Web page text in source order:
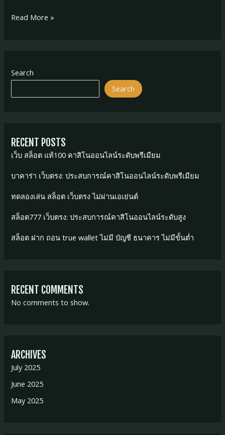
jbo
สอบ
เท็จ
อธิบาย
Read More »
Search
Search
RECENT POSTS
เว็บ สล็อต แท้100 คาสิโนออนไลน์ระดับพรีเมียม
บาคาร่า เว็บตรง: ประสบการณ์คาสิโนออนไลน์ระดับพรีเมียม
ทดลองเล่น สล็อต เว็บตรง ไม่ผ่านเอเย่นต์
สล็อต777 เว็บตรง: ประสบการณ์คาสิโนออนไลน์ระดับสูง
สล็อต ฝาก ถอน true wallet ไม่มี บัญชี ธนาคาร ไม่มีขั้นต่ำ
RECENT COMMENTS
No comments to show.
ARCHIVES
July 2025
June 2025
May 2025